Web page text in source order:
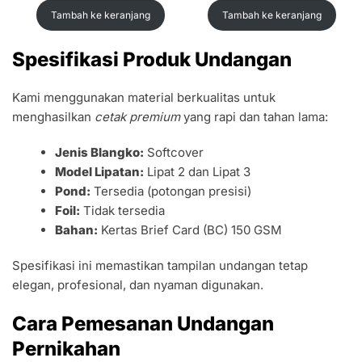
adalah:
saat
ini
Rp1.100.
Tambah ke keranjang
adalah:
saat
ini
Tambah ke keranjang
Spesifikasi Produk Undangan
Kami menggunakan material berkualitas untuk
menghasilkan cetak premiumyang rapi dan tahan lama:
Jenis Blangko: Softcover
Model Lipatan: Lipat 2 dan Lipat 3
Pond: Tersedia (potongan presisi)
Foil: Tidak tersedia
Bahan: Kertas Brief Card (BC) 150 GSM
Spesifikasi ini memastikan tampilan undangan tetap
elegan, profesional, dan nyaman digunakan.
Cara Pemesanan Undangan
Pernikahan